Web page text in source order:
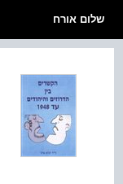
שלום אורח